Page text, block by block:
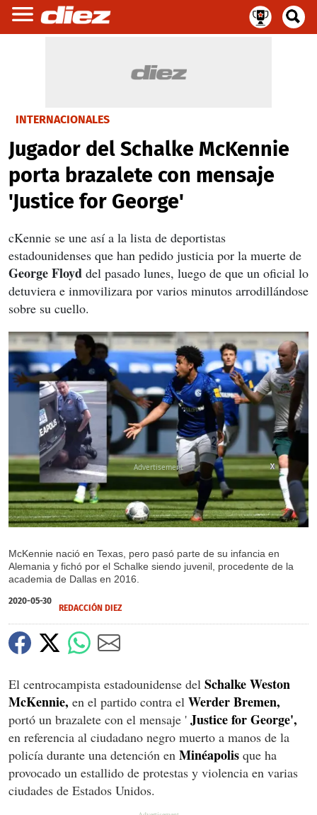
INTERNACIONALES
Jugador del Schalke McKennie
porta brazalete con mensaje
'Justice for George'
cKennie se une así a la lista de deportistas
estadounidenses que han pedido justicia por la muerte de
George Floyd del pasado lunes, luego de que un oficial lo
detuviera e inmovilizara por varios minutos arrodillándose
sobre su cuello.
McKennie nació en Texas, pero pasó parte de su infancia en
Alemania y fichó por el Schalke siendo juvenil, procedente de la
academia de Dallas en 2016.
X
X
2020-05-30
REDACCIÓN DIEZ
El centrocampista estadounidense del Schalke Weston
McKennie, en el partido contra el Werder Bremen,
portó un brazalete con el mensaje ' Justice for George',
en referencia al ciudadano negro muerto a manos de la
policía durante una detención en Minéapolis que ha
provocado un estallido de protestas y violencia en varias
ciudades de Estados Unidos.